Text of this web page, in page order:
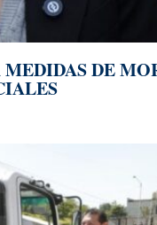
DE